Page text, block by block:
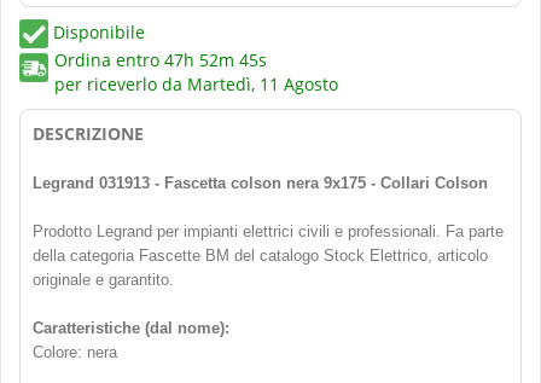
Disponibile
Ordina entro 47h 52m 45s
per riceverlo da Martedì, 11 Agosto
DESCRIZIONE
Legrand 031913 - Fascetta colson nera 9x175 - Collari Colson
Prodotto Legrand per impianti elettrici civili e professionali. Fa parte
della categoria Fascette BM del catalogo Stock Elettrico, articolo
originale e garantito.
Caratteristiche (dal nome):
Colore: nera